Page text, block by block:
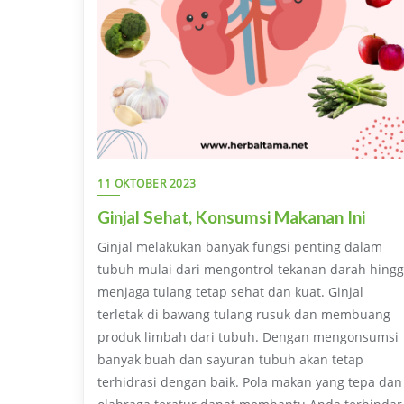
11 OKTOBER 2023
Ginjal Sehat, Konsumsi Makanan Ini
Ginjal melakukan banyak fungsi penting dalam
tubuh mulai dari mengontrol tekanan darah
menjaga tulang tetap sehat dan kuat. Ginjal
terletak di bawang tulang rusuk dan membuang
produk limbah dari tubuh. Dengan mengonsumsi
banyak buah dan sayuran tubuh akan tetap
terhidrasi dengan baik. Pola makan yang tepa dan